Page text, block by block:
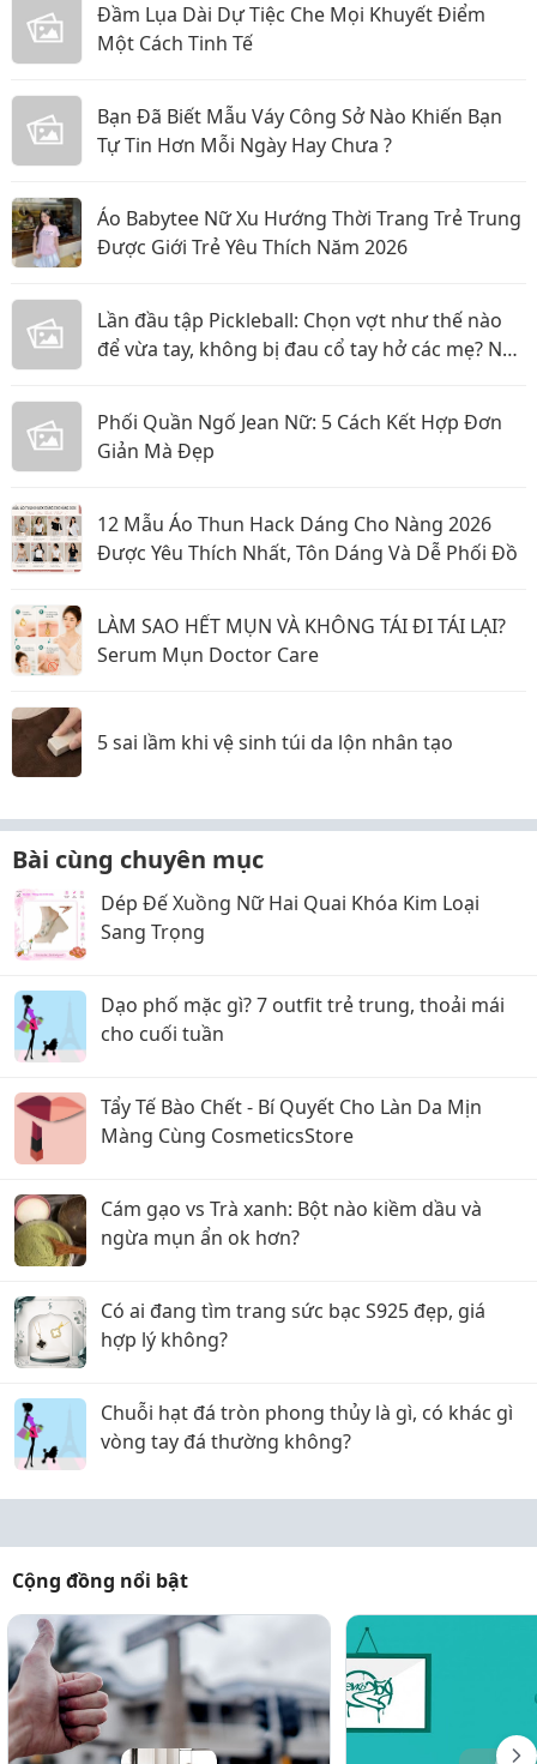
Đầm Lụa Dài Dự Tiệc Che Mọi Khuyết Điểm
Một Cách Tinh Tế
Bạn Đã Biết Mẫu Váy Công Sở Nào Khiến Bạn
Tự Tin Hơn Mỗi Ngày Hay Chưa ?
Áo Babytee Nữ Xu Hướng Thời Trang Trẻ Trung
Được Giới Trẻ Yêu Thích Năm 2026
Lần đầu tập Pickleball: Chọn vợt như thế nào
để vừa tay, không bị đau cổ tay hở các mẹ? Nội
Phối Quần Ngố Jean Nữ: 5 Cách Kết Hợp Đơn
Giản Mà Đẹp
12 Mẫu Áo Thun Hack Dáng Cho Nàng 2026
Được Yêu Thích Nhất, Tôn Dáng Và Dễ Phối Đồ
LÀM SAO HẾT MỤN VÀ KHÔNG TÁI ĐI TÁI LẠI?
Serum Mụn Doctor Care
5 sai lầm khi vệ sinh túi da lộn nhân tạo
Bài cùng chuyên mục
Dép Đế Xuồng Nữ Hai Quai Khóa Kim Loại
Sang Trọng
Dạo phố mặc gì? 7 outfit trẻ trung, thoải mái
cho cuối tuần
Tẩy Tế Bào Chết - Bí Quyết Cho Làn Da Mịn
Màng Cùng CosmeticsStore
Cám gạo vs Trà xanh: Bột nào kiềm dầu và
ngừa mụn ẩn ok hơn?
Có ai đang tìm trang sức bạc S925 đẹp, giá
hợp lý không?
Chuỗi hạt đá tròn phong thủy là gì, có khác gì
vòng tay đá thường không?
Cộng đồng nổi bật